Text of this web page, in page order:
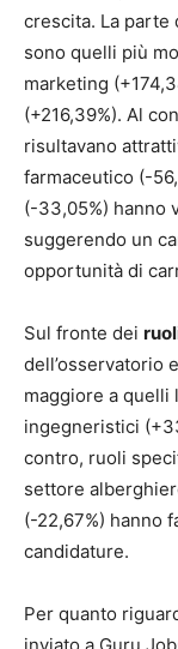
crescita. La parte
sono quelli più
marketing
(+216,39%). Al
risultavano
farmaceutico (-
(-33,05%) hanno
suggerendo un
opportunità di
Sul fronte dei
dell’osservatorio
maggiore a quelli
ingegneristici
contro, ruoli
settore
(-22,67%) hanno
candidature.
Per quanto